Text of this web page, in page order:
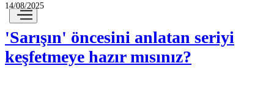
14/08/2025
'Sarışın' öncesini anlatan seriyi
keşfetmeye hazır mısınız?